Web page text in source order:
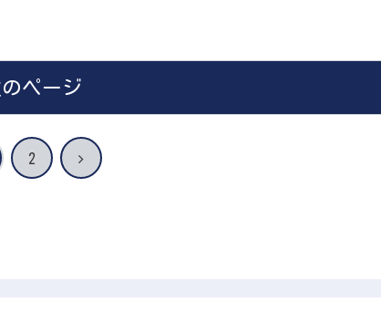
ページ
2 次